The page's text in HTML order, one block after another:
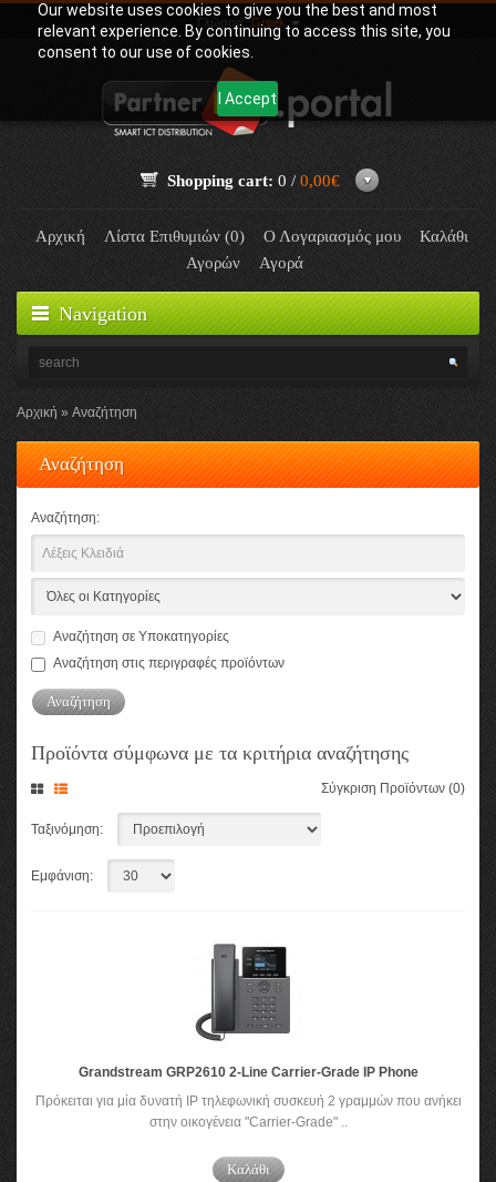
Our website uses cookies to give you the best and most
relevant experience. By continuing to access this site, you
consent to our use of cookies.
I Accept
Γλώσσα:Greek
Shopping cart: 0 / 0,00€
Αρχική Λίστα Επιθυμιών (0) Ο Λογαριασμός μου
Καλάθι
Αγορών
Αγορά
Navigation
Αρχική Αναζήτηση
Αναζήτηση
Αναζήτηση:
Αναζήτηση σε Υποκατηγορίες
Αναζήτηση στις περιγραφές προϊόντων
Προϊόντα σύμφωνα με τα κριτήρια αναζήτησης
Σύγκριση Προϊόντων (0)
Ταξινόμηση:
Εμφάνιση:
Grandstream GRP2610 2-Line Carrier-Grade IP Phone
Πρόκειται για μία δυνατή IP τηλεφωνική συσκευή 2 γραμμών που ανήκει
στην οικογένεια "Carrier-Grade" ..
Καλάθι